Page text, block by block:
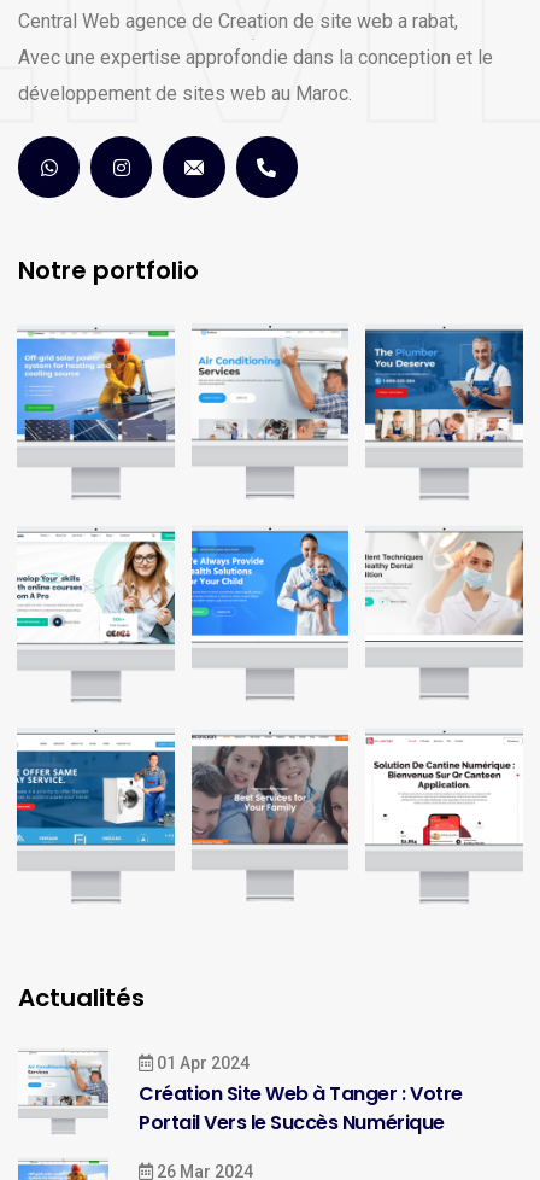
Central Web agence de Creation de site web a rabat,
Avec une expertise approfondie dans la conception et le
développement de sites web au Maroc.
Notre portfolio
Actualités
01 Apr 2024
Création Site Web à Tanger : Votre
Portail Vers le Succès Numérique
26 Mar 2024